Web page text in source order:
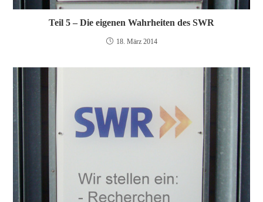
Teil 5 – Die eigenen Wahrheiten des SWR
18. März 2014